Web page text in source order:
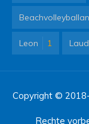
Leon 1
Copyright ©
Rechte